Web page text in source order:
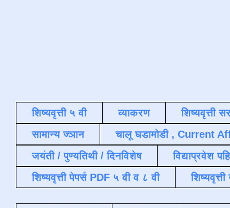
शिष्यवृत्ती ५ वी व्याकरण
शिष्यवृत्ती
सामान्य ज्ञान
चालू घडामोडी , Current
जयंती / पुण्यतिथी / दिनविशेष
विद्याप्रवेश
शिष्यवृत्ती पेपर्स PDF ५ वी व ८ वी